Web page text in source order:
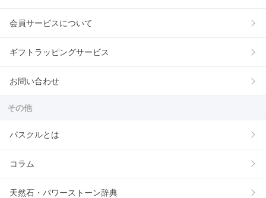
会員サービスについて
ギフトラッピングサービス
お問い合わせ
その他
パスクルとは
コラム
天然石・パワーストーン辞典